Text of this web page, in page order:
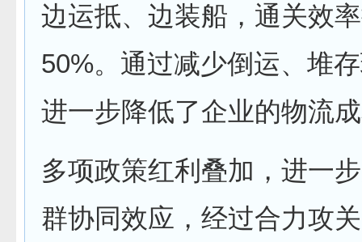
边运抵、边装船，通关效
50%。通过减少倒运、堆
进一步降低了企业的物流
多项政策红利叠加，进一
群协同效应，经过合力攻